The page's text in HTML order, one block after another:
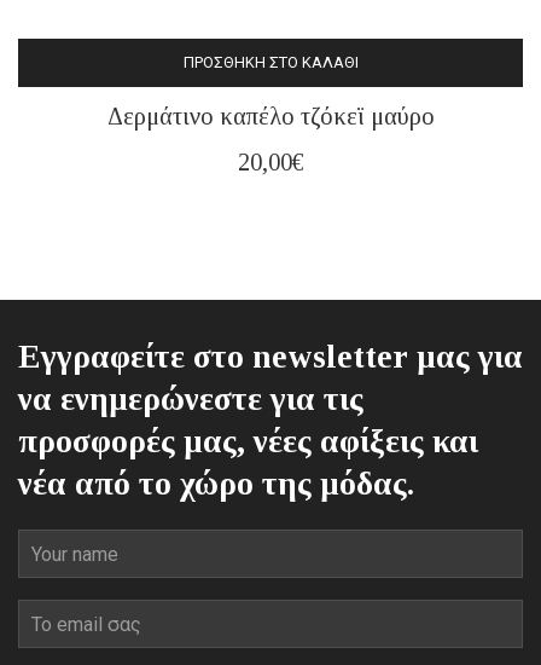
ΠΡΟΣΘΉΚΗ ΣΤΟ ΚΑΛΆΘΙ
Δερμάτινο καπέλο τζόκεϊ μαύρο
20,00€
Εγγραφείτε στο newsletter μας για
να ενημερώνεστε για τις
προσφορές μας, νέες αφίξεις και
νέα από το χώρο της μόδας.